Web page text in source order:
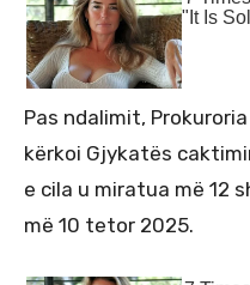
Pas ndalimit,
kërkoi Gjykatës
e cila u miratua më 12
më 10 tetor 2025.